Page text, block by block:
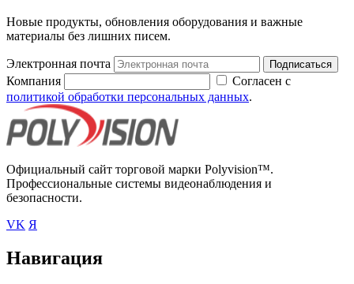
Новые продукты, обновления оборудования и важные
материалы без лишних писем.
Электронная почта Подписаться
Компания
Согласен с
политикой обработки персональных данных.
Официальный сайт торговой марки Polyvision™.
Профессиональные системы видеонаблюдения и
безопасности.
VK Я
Навигация